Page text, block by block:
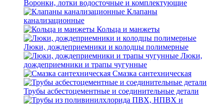
Воронки, лотки водосточные и комплектующие
Клапаны
канализационные
Кольца и манжеты
Люки, дождеприемники и колодцы полимерные
Люки,
дождеприемники и трапы чугунные
Смазка сантехническая
Трубы асбестоцементные и соединительные детали